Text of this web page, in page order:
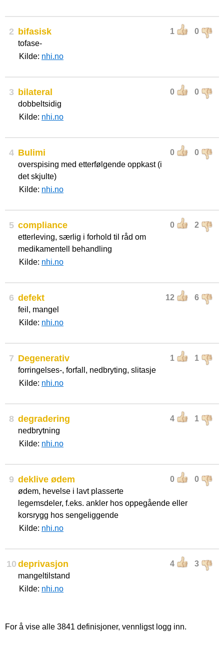
2 1 0
bifasisk
tofase-
Kilde: nhi.no
3 0 0
bilateral
dobbeltsidig
Kilde: nhi.no
4 0 0
Bulimi
overspising med etterfølgende oppkast (i
det skjulte)
Kilde: nhi.no
5 0 2
compliance
etterleving, særlig i forhold til råd om
medikamentell behandling
Kilde: nhi.no
6 12 6
defekt
feil, mangel
Kilde: nhi.no
7 1 1
Degenerativ
forringelses-, forfall, nedbryting, slitasje
Kilde: nhi.no
8 4 1
degradering
nedbrytning
Kilde: nhi.no
9 0 0
deklive ødem
ødem, hevelse i lavt plasserte
legemsdeler, f.eks. ankler hos oppegående eller
korsrygg hos sengeliggende
Kilde: nhi.no
10 4 3
deprivasjon
mangeltilstand
Kilde: nhi.no
For å vise alle 3841 definisjoner, vennligst logg inn.